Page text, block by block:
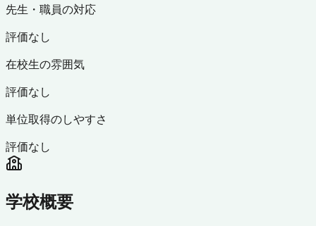
先生・職員の対応
評価なし
在校生の雰囲気
評価なし
単位取得のしやすさ
評価なし
学校概要